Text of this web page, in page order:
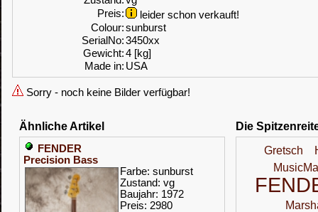
Preis:
leider schon verkauft!
Colour:sunburst
SerialNo:3450xx
Gewicht:4 [kg]
Made in: USA
Sorry - noch keine Bilder verfügbar!
Ähnliche Artikel
FENDER
Precision Bass
Farbe: sunburst
Zustand: vg
Baujahr: 1972
Preis: 2980
Die
Gretsch